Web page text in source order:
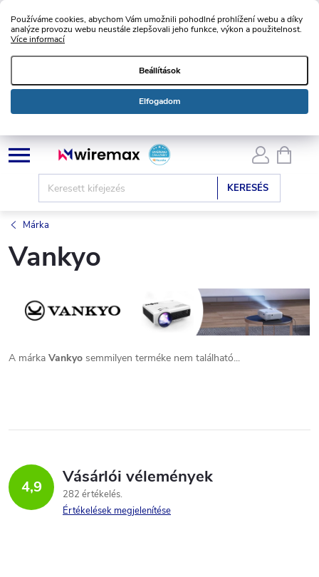
Používáme cookies, abychom Vám umožnili pohodlné prohlížení webu a díky
analýze provozu webu neustále zlepšovali jeho funkce, výkon a použitelnost.
Více informací
Beállítások
Elfogadom
Ugrás
KERESÉS
Márka
Vankyo
A márka Vankyo semmilyen terméke nem található...
4,9 Vásárlói vélemények
282 értékelés
Értékelések megjelenítése